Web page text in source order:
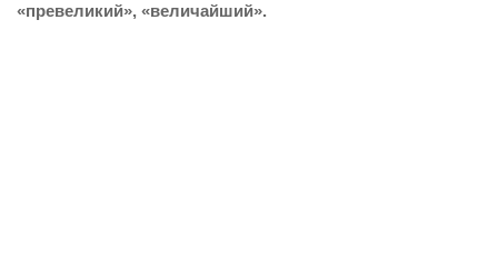
«превеликий», «величайший».